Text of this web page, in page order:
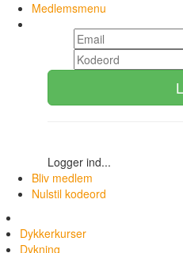
Medlemsmenu
Logger ind...
Bliv medlem
Nulstil kodeord
Dykkerkurser
Dykning